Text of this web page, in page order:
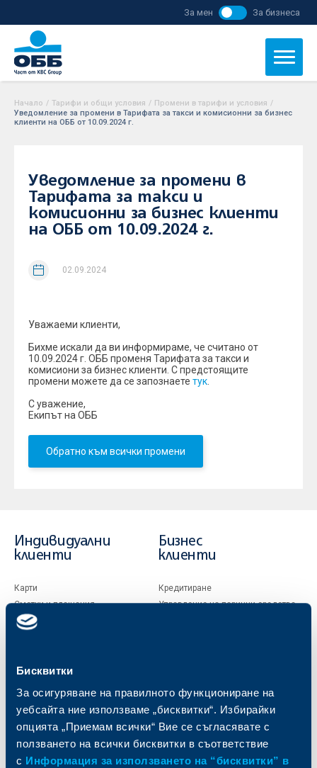
Бисквитки
За осигуряване на правилното функциониране на
уебсайта ние използваме „бисквитки“. Избирайки
опцията „Приемам всички“ Вие се съгласявате с
ползването на всички бисквитки в съответствие
с Информация за използването на “бисквитки” в
За мен За бизнеса
Начало / Тарифи и общи условия / Промени в тарифи и условия /
Уведомление за промени в Тарифата за такси и комисионни за бизнес
клиенти на ОББ от 10.09.2024 г.
Уведомление за промени в
Тарифата за такси и
комисионни за бизнес клиенти
на ОББ от 10.09.2024 г.
02.09.2024
Уважаеми клиенти,
Бихме искали да ви информираме, че считано от
10.09.2024 г. ОББ променя Тарифата за такси и
комисиони за бизнес клиенти. С предстоящите
промени можете да се запознаете тук
С уважение,
Екипът на ОББ
Обратно към всички промени
Индивидуални
клиенти
Карти
Сметки и плащания
Кредити
Застраховки
Бизнес
клиенти
Кредитиране
Управление на парични средства
Кредити за собственици на фирми
Финансови институции и суверени
За ОББ Групата на KBC